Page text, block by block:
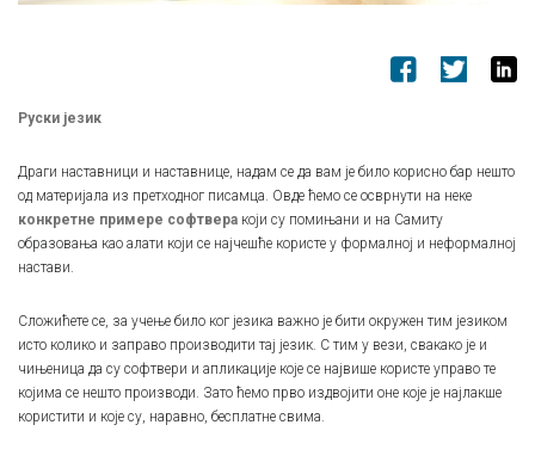
Руски језик
Драги наставници и наставнице, надам се да вам је било корисно бар нешто
од материјала из претходног писамца. Овде ћемо се осврнути на неке
конкретне примере софтвера који су помињани и на Самиту
образовања као алати који се најчешће користе у формалној и неформалној
настави.
Сложићете се, за учење било ког језика важно је бити окружен тим језиком
исто колико и заправо производити тај језик. С тим у вези, свакако је и
чињеница да су софтвери и апликације које се највише користе управо те
којима се нешто производи. Зато ћемо прво издвојити оне које је најлакше
користити и које су, наравно, бесплатне свима.